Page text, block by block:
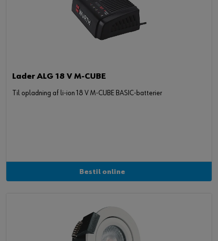
Lader ALG 18 V M-CUBE
Til opladning af li-ion 18 V M-CUBE BASIC-batterier
Bestil online